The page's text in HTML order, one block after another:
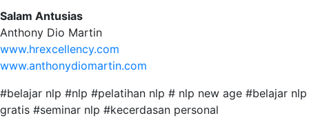
Salam Antusias
Anthony Dio Martin
www.hrexcellency.com
www.anthonydiomartin.com
#belajar nlp #nlp #pelatihan nlp # nlp new age #belajar nlp
gratis #seminar nlp #kecerdasan personal